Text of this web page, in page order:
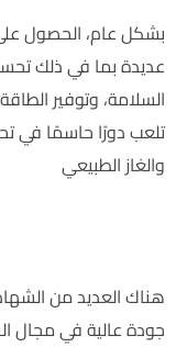
بشكل عام، الحصول
عديدة بما في ذلك
السلامة، وتوفير
تلعب دورًا حاسمًا في
والغاز الطبيعي
هناك العديد من
جودة عالية في مجال